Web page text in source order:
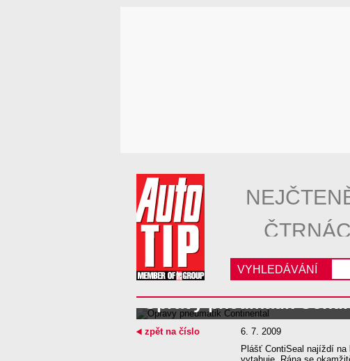
VYHLEDÁVÁNÍ
Opravy pneumatik
6. 7. 2009
Plášť ContiSeal najíždí
zpět na číslo